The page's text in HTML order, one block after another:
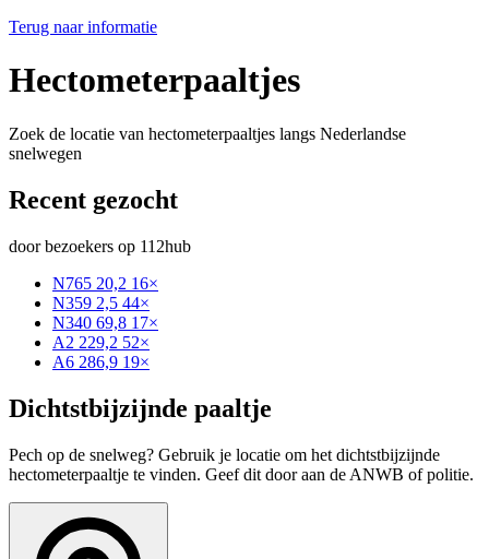
Terug naar informatie
Hectometerpaaltjes
Zoek de locatie van hectometerpaaltjes langs Nederlandse
snelwegen
Recent gezocht
door bezoekers op 112hub
N765 20,2 16×
N359 2,5 44×
N340 69,8 17×
A2 229,2 52×
A6 286,9 19×
Dichtstbijzijnde paaltje
Pech op de snelweg? Gebruik je locatie om het dichtstbijzijnde
hectometerpaaltje te vinden. Geef dit door aan de ANWB of politie.